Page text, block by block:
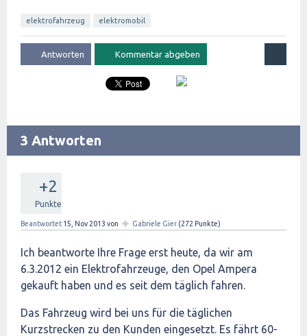
elektrofahrzeug elektromobil
3 Antworten
+2
Punkte
Beantwortet 15, Nov 2013 von ✦ Gabriele Gier (272 Punkte)
Ich beantworte Ihre Frage erst heute, da wir am
6.3.2012 ein Elektrofahrzeuge, den Opel Ampera
gekauft haben und es seit dem täglich fahren.
Das Fahrzeug wird bei uns für die täglichen
Kurzstrecken zu den Kunden eingesetzt. Es fährt 60-